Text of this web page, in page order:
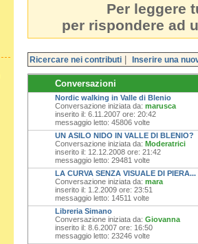
Per leggere
per rispondere ad
Ricercare nei contributi Inserire una
Conversazioni
Nordic walking in Valle di Blenio
Conversazione iniziata da: marusca
inserito il: 6.11.2007 ore: 20:42
messaggio letto: 45806 volte
UN ASILO NIDO IN VALLE DI BLENIO?
Conversazione iniziata da: Moderatrici
inserito il: 12.12.2008 ore: 21:42
messaggio letto: 29481 volte
LA CURVA SENZA VISUALE DI PIERA...
Conversazione iniziata da: mara
inserito il: 1.2.2009 ore: 23:51
messaggio letto: 14511 volte
Libreria Simano
Conversazione iniziata da: Giovanna
inserito il: 8.6.2007 ore: 16:50
messaggio letto: 23246 volte